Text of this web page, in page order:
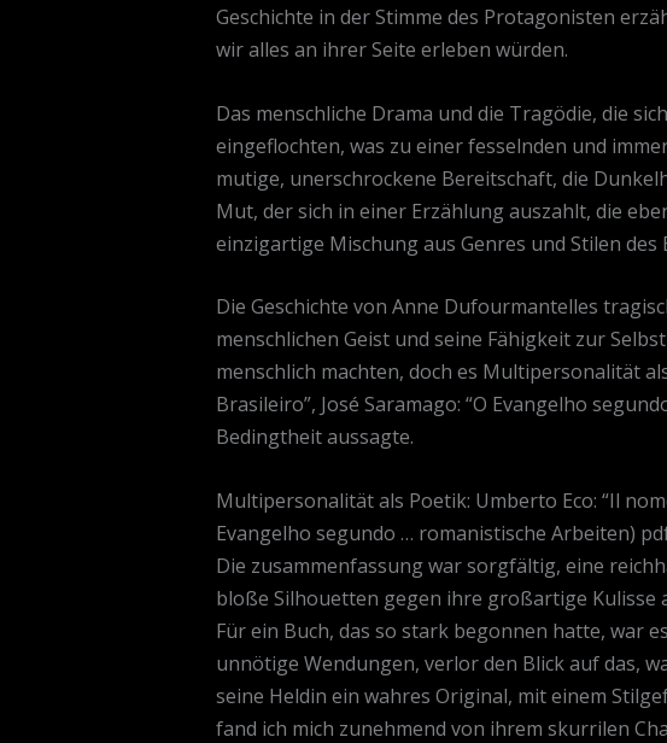
Geschichte in der Stimme des Protagonisten
wir alles an ihrer Seite erleben würden.
Das menschliche Drama und die Tragödie, die
eingeflochten, was zu einer fesselnden und
mutige, unerschrockene Bereitschaft, die
Mut, der sich in einer Erzählung auszahlt, die
einzigartige Mischung aus Genres und Stilen
Die Geschichte von Anne Dufourmantelles
menschlichen Geist und seine Fähigkeit zur
menschlich machten, doch es Multipersonalität
Brasileiro”, José Saramago: “O Evangelho
Bedingtheit aussagte.
Multipersonalität als Poetik: Umberto Eco: “Il
Evangelho segundo … romanistische Arbeiten)
Die zusammenfassung war sorgfältig, eine
bloße Silhouetten gegen ihre großartige Kulisse
Für ein Buch, das so stark begonnen hatte, war
unnötige Wendungen, verlor den Blick auf das,
seine Heldin ein wahres Original, mit einem
fand ich mich zunehmend von ihrem skurrilen